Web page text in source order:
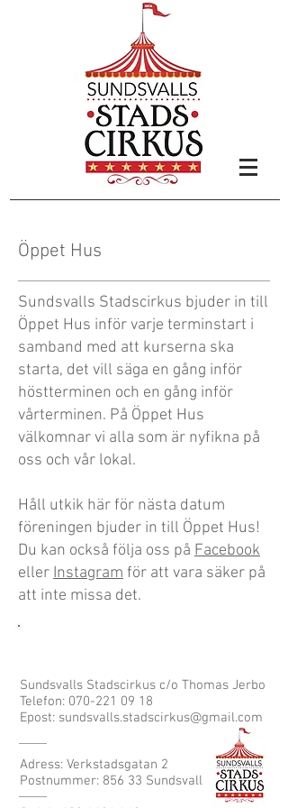
Öppet Hus
Sundsvalls Stadscirkus bjuder in till
Öppet Hus inför varje terminstart i
samband med att kurserna ska
starta, det vill säga en gång inför
höstterminen och en gång inför
vårterminen. På Öppet Hus
välkomnar vi alla som är nyfikna på
oss och vår lokal.
Håll utkik här för nästa datum
föreningen bjuder in till Öppet Hus!
Du kan också följa oss på Facebook
eller Instagram för att vara säker på
att inte missa det.
Sundsvalls Stadscirkus c/o Thomas Jerbo
Telefon: 070-221 09 18
Epost: sundsvalls.stadscirkus@gmail.com
Adress: Verkstadsgatan 2
Postnummer: 856 33 Sundsvall